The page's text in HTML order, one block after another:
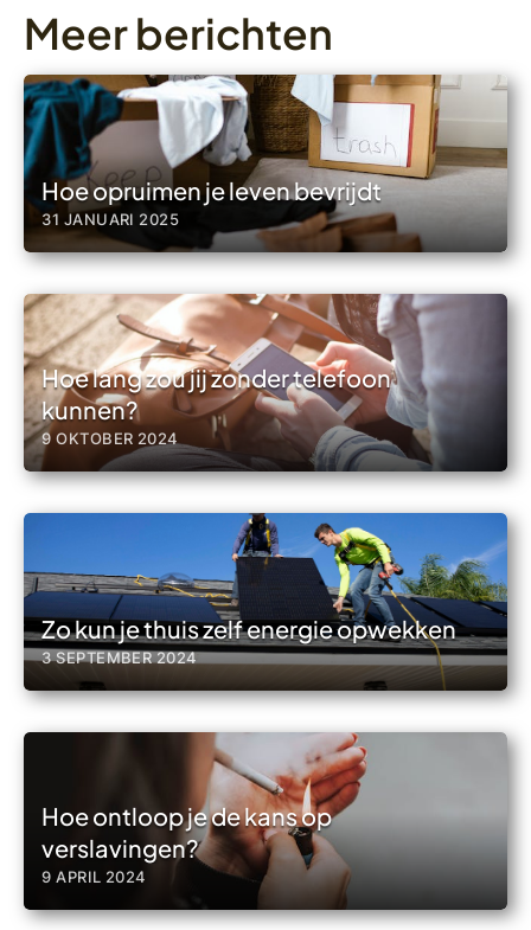
Meer berichten
Hoe opruimen je leven bevrijdt
31 JANUARI 2025
Hoe lang zou jij zonder telefoon
kunnen?
9 OKTOBER 2024
Zo kun je thuis zelf energie opwekken
3 SEPTEMBER 2024
Hoe ontloop je de kans op
verslavingen?
9 APRIL 2024